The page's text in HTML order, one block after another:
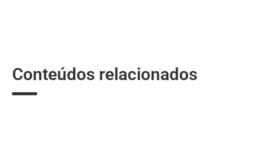
Conteúdos relacionados